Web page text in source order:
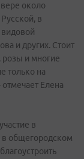
около
в
видовой
и других. Стоит
розы и многие
только на
Елена
в
в общегородском